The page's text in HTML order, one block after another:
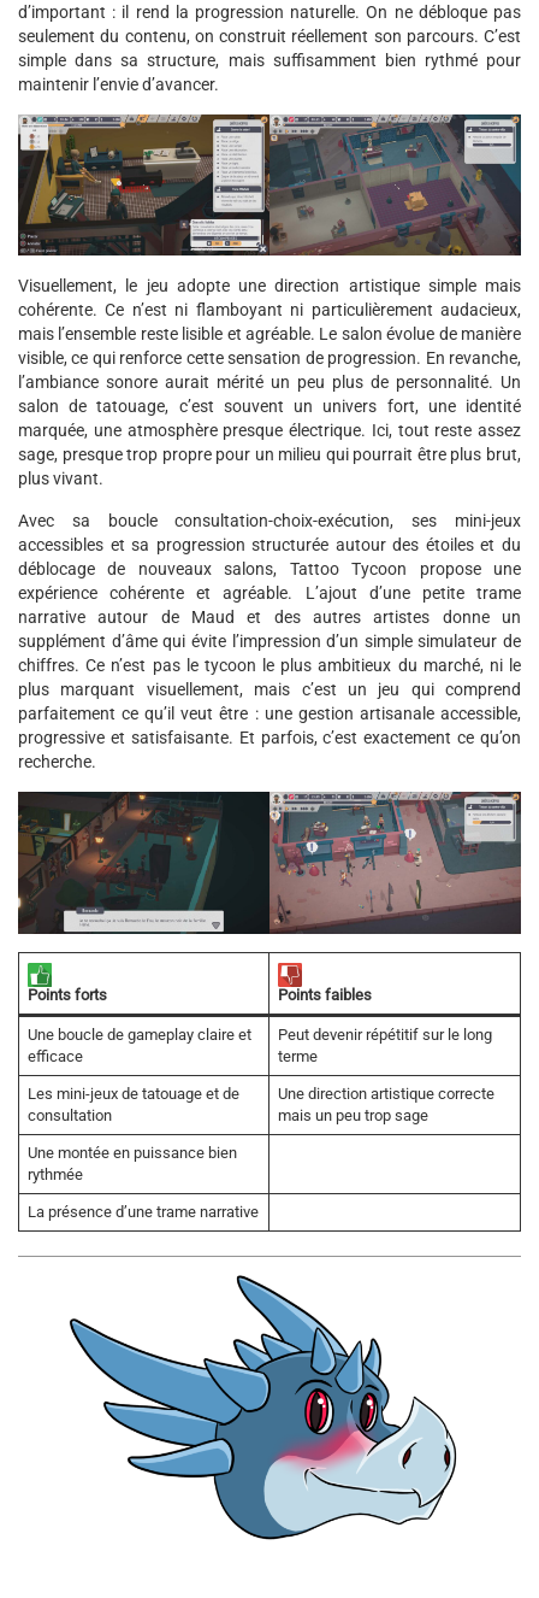
d’important : il rend la progression naturelle. On ne débloque pas
seulement du contenu, on construit réellement son parcours. C’est
simple dans sa structure, mais suffisamment bien rythmé pour
maintenir l’envie d’avancer.
Visuellement, le jeu adopte une direction artistique simple mais
cohérente. Ce n’est ni flamboyant ni particulièrement audacieux,
mais l’ensemble reste lisible et agréable. Le salon évolue de manière
visible, ce qui renforce cette sensation de progression. En revanche,
l’ambiance sonore aurait mérité un peu plus de personnalité. Un
salon de tatouage, c’est souvent un univers fort, une identité
marquée, une atmosphère presque électrique. Ici, tout reste assez
sage, presque trop propre pour un milieu qui pourrait être plus brut,
plus vivant.
Avec sa boucle consultation-choix-exécution, ses mini-jeux
accessibles et sa progression structurée autour des étoiles et du
déblocage de nouveaux salons, Tattoo Tycoon propose une
expérience cohérente et agréable. L’ajout d’une petite trame
narrative autour de Maud et des autres artistes donne un
supplément d’âme qui évite l’impression d’un simple simulateur de
chiffres. Ce n’est pas le tycoon le plus ambitieux du marché, ni le
plus marquant visuellement, mais c’est un jeu qui comprend
parfaitement ce qu’il veut être : une gestion artisanale accessible,
progressive et satisfaisante. Et parfois, c’est exactement ce qu’on
recherche.
Points forts Points faibles
Une boucle de gameplay claire et
efficace
Peut devenir répétitif sur le long
terme
Les mini-jeux de tatouage et de
consultation
Une direction artistique correcte
mais un peu trop sage
Une montée en puissance bien
rythmée
La présence d’une trame narrative